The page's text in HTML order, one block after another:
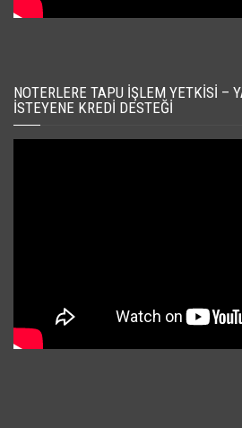
NOTERLERE TAPU İŞLEM YETKISI –
İSTEYENE KREDI DESTEĞI